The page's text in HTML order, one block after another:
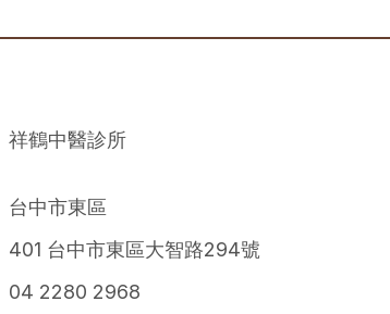
祥鶴中醫診所
台中市東區
401 台中市東區大智路294號
04 2280 2968